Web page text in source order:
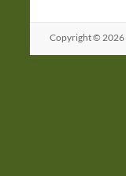
Copyright © 2026